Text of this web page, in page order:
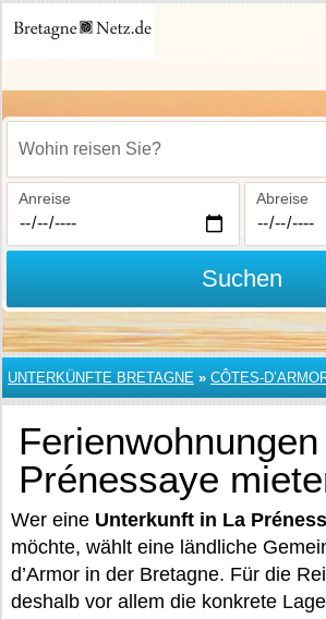
Wohin reisen Sie?
Anreise Abreise
Suchen
UNTERKÜNFTE BRETAGNE » CÔTES-
Prénessaye
Wer eine Unterkunft in La
möchte, wählt eine ländliche
d’Armor in der Bretagne. Für die
deshalb vor allem die konkrete